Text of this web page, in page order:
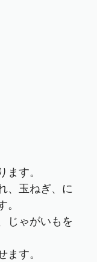
す。
、玉ねぎ、に
じゃがいもを
す。